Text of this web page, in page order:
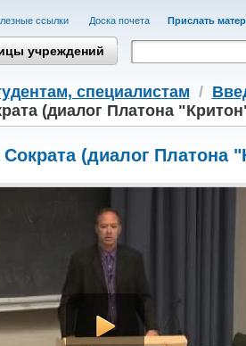
cсылки Доска почета Прислать
учреждений
cпециалистам /
(диалог Платона
(диалог Платона